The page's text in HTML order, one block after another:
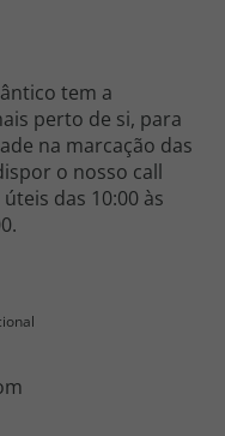
tem a
perto de si, para
na marcação das
o nosso call
das 10:00 às